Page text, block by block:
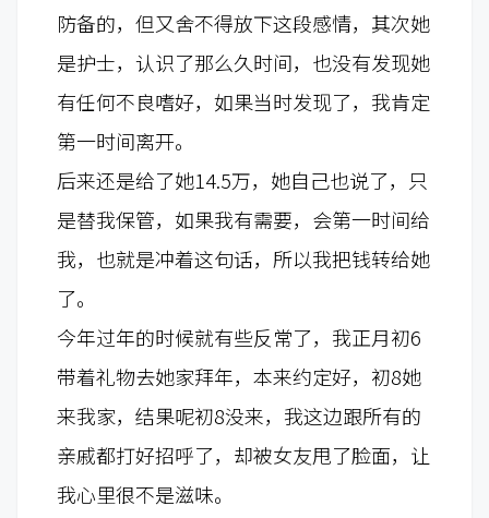
防备的，但又舍不得放下这段感情，其次她
是护士，认识了那么久时间，也没有发现她
有任何不良嗜好，如果当时发现了，我肯定
第一时间离开。
后来还是给了她14.5万，她自己也说了，只
是替我保管，如果我有需要，会第一时间给
我，也就是冲着这句话，所以我把钱转给她
了。
今年过年的时候就有些反常了，我正月初6
带着礼物去她家拜年，本来约定好，初8她
来我家，结果呢初8没来，我这边跟所有的
亲戚都打好招呼了，却被女友甩了脸面，让
我心里很不是滋味。